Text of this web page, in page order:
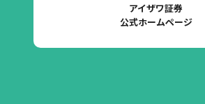
アイザワ証券
公式ホームページ